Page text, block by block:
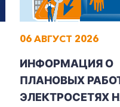
06 АВГУСТ 2026
ИНФОРМАЦИЯ О
ПЛАНОВЫХ
ЭЛЕКТРОСЕТЯХ